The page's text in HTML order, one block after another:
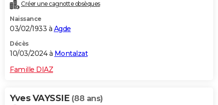
Créer une cagnotte obsèques
Naissance
03/02/1933 à Agde
Décès
10/03/2024 à Montalzat
Famille DIAZ
Yves VAYSSIE (88 ans)